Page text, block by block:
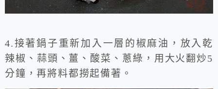
4.接著鍋子重新加入一層的椒麻油，放入乾
辣椒、蒜頭、薑、酸菜、蔥綠，用大火翻炒5
分鐘，再將料都撈起備著。